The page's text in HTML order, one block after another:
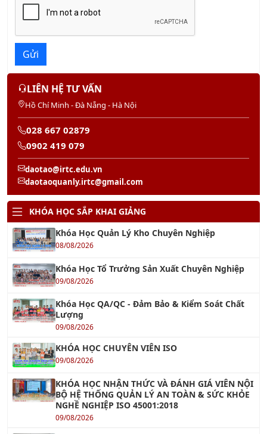
Khóa học Dịch vụ Khách hàng Cao cấp
KHÓA QUẢN TRỊ NHÂN SỰ
Khóa học Kỹ Năng Đào Tạo Nhân Viên
20/08/2026
Khóa Học Kỹ Năng Quản Lý Con Người
22/08/2026
Khóa Học Giám Đốc Nhân Sự Chuyên Nghiệp
29/08/2026
Khóa Học Quản Trị Nhân Sự 4.0
22/08/2026
Khóa Học Hành Chính Nhân Sự Chuyên Nghiệp
22/08/2026
13/08/2026
Chính
14/08/2026
20/08/2026
13/08/2026
Khóa học Kỹ năng Kích hoạt Năng suất Nhân
viên